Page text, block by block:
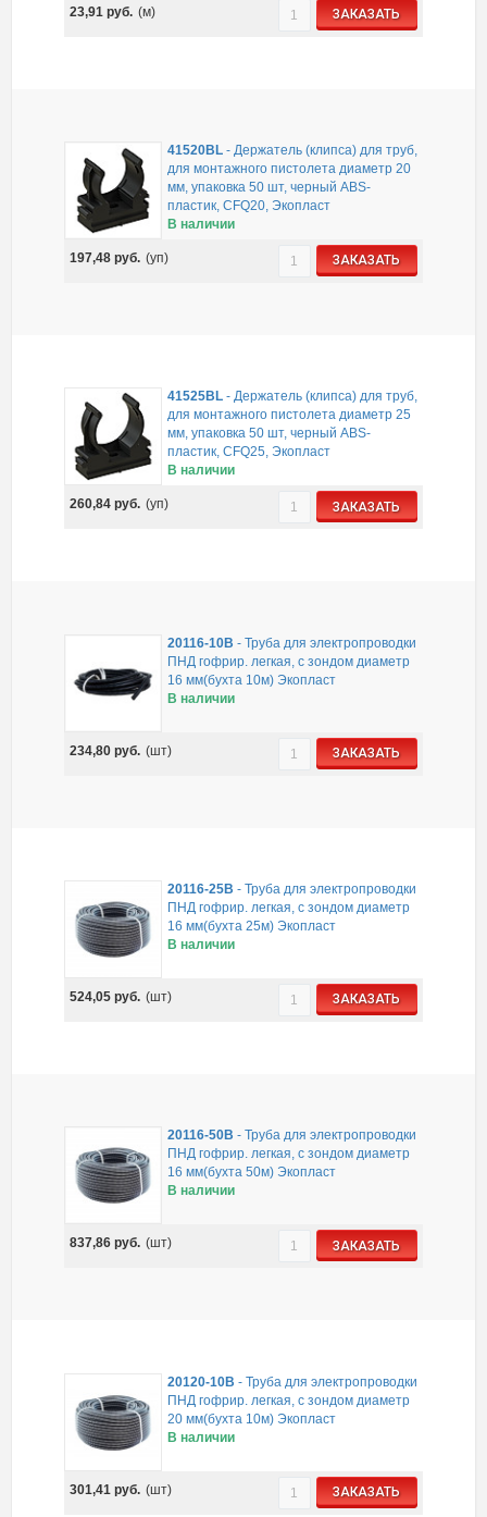
23,91руб. (м) ЗАКАЗАТЬ
41520BL -Держатель (клипса) для труб,
для монтажного пистолета диаметр 20
мм, упаковка 50 шт, черный ABS-
пластик, CFQ20, Экопласт
В наличии
197,48руб. (уп) ЗАКАЗАТЬ
41525BL -Держатель (клипса) для труб,
для монтажного пистолета диаметр 25
мм, упаковка 50 шт, черный ABS-
пластик, CFQ25, Экопласт
В наличии
260,84руб. (уп) ЗАКАЗАТЬ
20116-10B -Труба для электропроводки
ПНД гофрир. легкая, с зондом диаметр
16 мм(бухта 10м) Экопласт
В наличии
234,80руб. (шт) ЗАКАЗАТЬ
20116-25B -Труба для электропроводки
ПНД гофрир. легкая, с зондом диаметр
16 мм(бухта 25м) Экопласт
В наличии
524,05руб. (шт) ЗАКАЗАТЬ
20116-50B -Труба для электропроводки
ПНД гофрир. легкая, с зондом диаметр
16 мм(бухта 50м) Экопласт
В наличии
837,86руб. (шт) ЗАКАЗАТЬ
20120-10B -Труба для электропроводки
ПНД гофрир. легкая, с зондом диаметр
20 мм(бухта 10м) Экопласт
В наличии
301,41руб. (шт) ЗАКАЗАТЬ